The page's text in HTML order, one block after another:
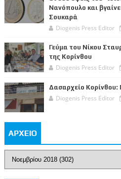
Νανόπουλο και
Σουκαρά
Diogenis Press Editor
Γεύμα του Νίκου
της Κορίνθου
Diogenis Press Editor
Δασαρχείο
Diogenis Press Editor
ΑΡΧΕΙΟ